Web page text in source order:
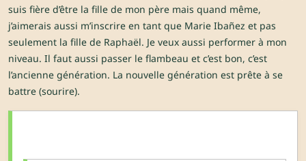
suis fière d’être la fille de mon père mais quand même,
j’aimerais aussi m’inscrire en tant que Marie Ibañez et pas
seulement la fille de Raphaël. Je veux aussi performer à mon
niveau. Il faut aussi passer le flambeau et c’est bon, c’est
l’ancienne génération. La nouvelle génération est prête à se
battre (sourire).